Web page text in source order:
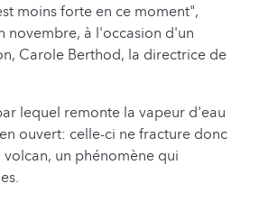
moins forte en ce moment",
novembre, à l'occasion d'un
Carole Berthod, la directrice de
lequel remonte la vapeur d'eau
ouvert: celle-ci ne fracture donc
un phénomène qui